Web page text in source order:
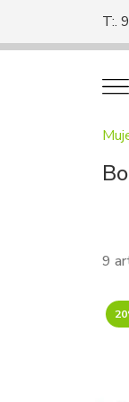
T:.
9